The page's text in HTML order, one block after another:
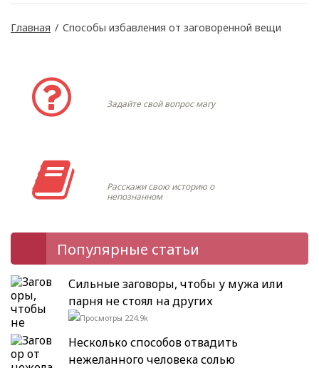
Главная / Способы избавления от заговоренной вещи
Задайте свой вопрос магу
Расскажи свою историю о
непознанном
Популярные статьи
Сильные заговоры, чтобы у мужа или
парня не стоял на других
224.9k
Несколько способов отвадить
нежеланного человека солью